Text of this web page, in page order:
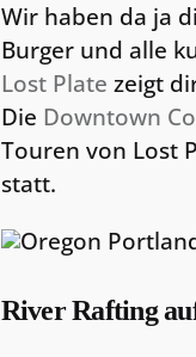
Wir haben da ja
Burger und alle
Lost Plate zeigt
Die Downtown
Touren von Lost
statt.
River Rafting